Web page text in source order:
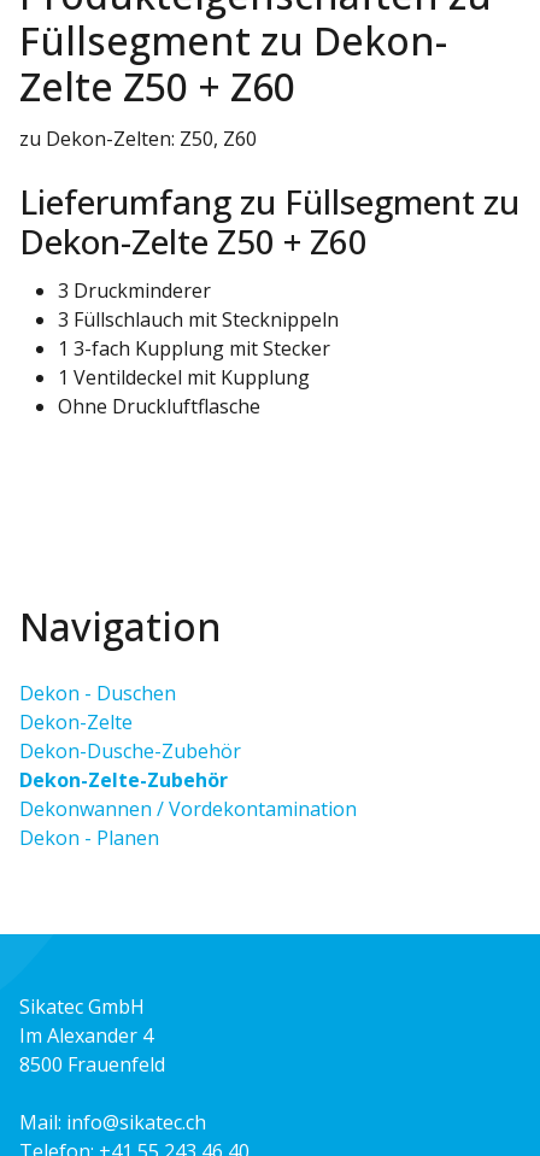
Navigation
Dekon - Duschen
Dekon-Zelte
Dekon-Dusche-Zubehör
Dekon-Zelte-Zubehör
Dekonwannen / Vordekontamination
Dekon - Planen
Füllsegment zu Dekon-
Zelte Z50 + Z60
zu Dekon-Zelten: Z50, Z60
Lieferumfang zu Füllsegment zu
Dekon-Zelte Z50 + Z60
3 Druckminderer
3 Füllschlauch mit Stecknippeln
1 3-fach Kupplung mit Stecker
1 Ventildeckel mit Kupplung
Ohne Druckluftflasche
Sikatec GmbH
Im Alexander 4
8500 Frauenfeld
Mail: info@sikatec.ch
Telefon: +41 55 243 46 40